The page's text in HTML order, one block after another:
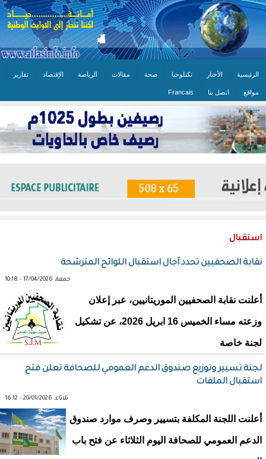
الرئيسية الأخبار تكنلوجيا صحة مقالات الرياضة الإقتصاد تقارير
مواقع اتصل بنا Francais
استقبال
نقابة الصحفيين تحدد آجال استقبال اللوائح المترشحة
جمعة, 17/04/2026 - 10:18
أعلنت نقابة الصحفيين الموريتانيين، عبر إعلان
وزعته مساء الخميس 16 ابريل 2026، عن تشكيل
لجنة خاصة
لجنة تسيير وتوزيع صندوق الدعم العمومي للصحافة تعلن فتح
استقبال الملفات
ثلاثاء, 20/01/2026 - 16:12
أعلنت اللجنة المكلفة بتسيير وصرف موارد صندوق
الدعم العمومي للصحافة اليوم الثلاثاء عن فتح باب